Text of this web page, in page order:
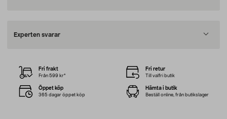
Experten svarar
Fri frakt
Från 599 kr*
Fri retur
Till valfri butik
Öppet köp
365 dagar öppet köp
Hämta i butik
Beställ online, från butikslager